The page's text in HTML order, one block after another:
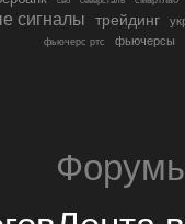
сигналы трейдинг
фьючерс ртс фьючерсы